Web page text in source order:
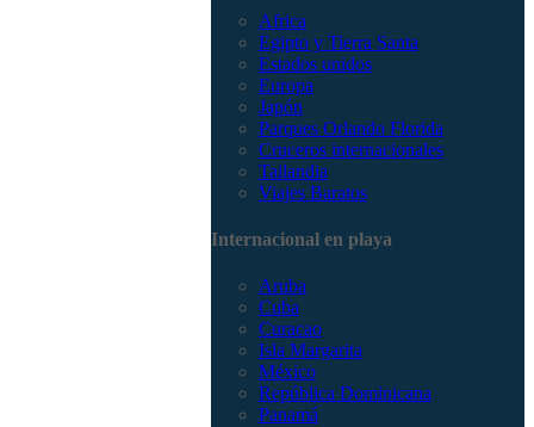
Africa
Egipto y Tierra Santa
Estados unidos
Europa
Japón
Parques Orlando Florida
Cruceros internacionales
Tailandia
Viajes Baratos
Internacional en playa
Aruba
Cuba
Curacao
Isla Margarita
México
República Dominicana
Panamá